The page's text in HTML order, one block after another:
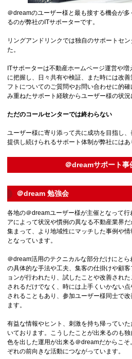
＠dreamのユーザー様と最も接する機会が
るのが弊社のITサポーターです。
リングアンドリンクでは独自のサポートセ
た。
ITサポーターは不動産ホームページ運営や
に把握し、日々共有や検証、また時には改
フトについてのご質問やお問い合わせに的
み重ねたサポート経験からユーザー様の状況
ただのコールセンターでは終わらない
ユーザー様に寄り添って共に成功を目指し
提供し続けられるサポート体制が弊社にはあ
＠dreamサポート事
＠dream 勉強会
各地の＠dreamユーザー様が主催となって
アによって状況や慣例の異なる不動産業界
集まって、より地域性にマッチした事例や
となっています。
＠dream活用のテクニカルな部分だけにと
の具体的な手法や工夫、集客の仕掛けや顧
ョンが行われたり、試したことや改善され
されるだけでなく、時には上手くいかない
されることもあり、参加ユーザー様同士で
ます。
有益な情報やヒント、刺激を持ち帰ってい
いております。こうしたことが出来るのも
色を出した運用が出来る＠dreamだからこ
ぞれの前向きな活動につながっています。